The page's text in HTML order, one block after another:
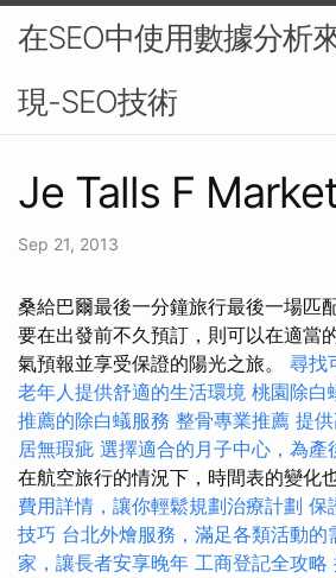
在SEO中使用數據分析
現-SEO技術
Je Talls F
Sep 21, 2013
桑給巴爾最後一分鐘旅行最後一場匹
要在出發前不久預訂，則可以在適當
氣預報並享受保證的陽光之旅。 尋找
老年人提供舒適的生活環境 桃園除白
推薦的除白蟻服務 整骨專業推薦 提
居無瑕疵 選擇適合的月子中心，為產
在航空旅行的情況下，時間表的變化
費用詳情，讓你輕鬆規劃治療計劃 保
技巧 台北外燴服務，滿足各類活動的
家，讓長者安享晚年 工商登記全攻略